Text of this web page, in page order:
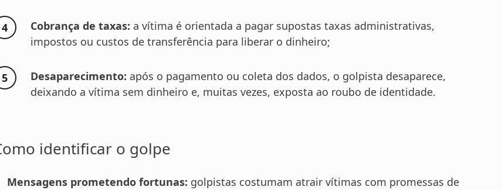
Cobrança de taxas: a vítima é orientada a pagar supostas taxas administrativas,
impostos ou custos de transferência para liberar o dinheiro;
Desaparecimento: após o pagamento ou coleta dos dados, o golpista desaparece,
deixando a vítima sem dinheiro e, muitas vezes, exposta ao roubo de identidade.
identificar o golpe
Mensagens prometendo fortunas: golpistas costumam atrair vítimas com promessas de